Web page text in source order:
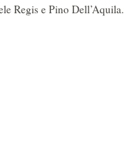
Regis e Pino Dell’Aquila.